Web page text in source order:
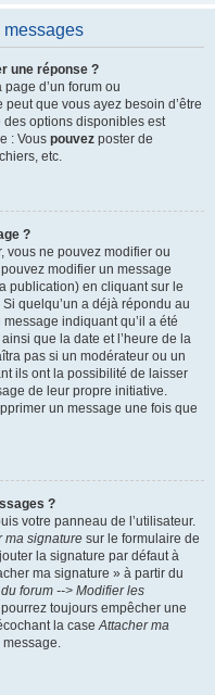
messages
une réponse ?
d’un forum ou
que vous ayez besoin d’être
options disponibles est
: Vous pouvez poster de
etc.
?
vous ne pouvez modifier ou
modifier un message
publication) en cliquant sur le
quelqu’un a déjà répondu au
indiquant qu’il a été
que la date et l’heure de la
pas si un modérateur ou un
ils ont la possibilité de laisser
de leur propre initiative.
un message une fois que
?
votre panneau de l’utilisateur.
ma signature sur le formulaire de
la signature par défaut à
ma signature » à partir du
forum --> Modifier les
toujours empêcher une
la caseAttacher ma